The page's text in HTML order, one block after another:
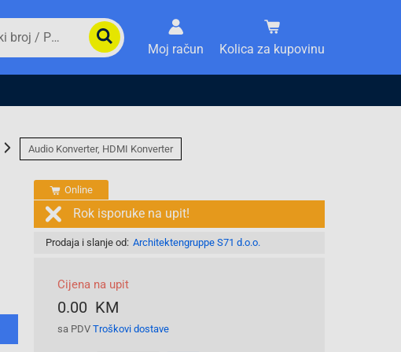
Moj račun Kolica za kupovinu
Audio Konverter, HDMI Konverter
Online
Rok isporuke na upit!
Prodaja i slanje od: Architektengruppe S71 d.o.o.
Cijena na upit
0.00 KM
sa PDV Troškovi dostave